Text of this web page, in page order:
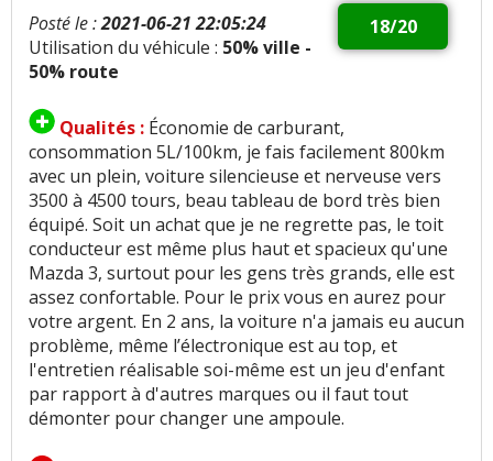
18/20
Posté le :2021-06-21 22:05:24
Utilisation du véhicule : 50% ville -
50% route
Qualités : Économie de carburant,
consommation 5L/100km, je fais facilement 800km
avec un plein, voiture silencieuse et nerveuse vers
3500 à 4500 tours, beau tableau de bord très bien
équipé. Soit un achat que je ne regrette pas, le toit
conducteur est même plus haut et spacieux qu'une
Mazda 3, surtout pour les gens très grands, elle est
assez confortable. Pour le prix vous en aurez pour
votre argent. En 2 ans, la voiture n'a jamais eu aucun
problème, même l’électronique est au top, et
l'entretien réalisable soi-même est un jeu d'enfant
par rapport à d'autres marques ou il faut tout
démonter pour changer une ampoule.